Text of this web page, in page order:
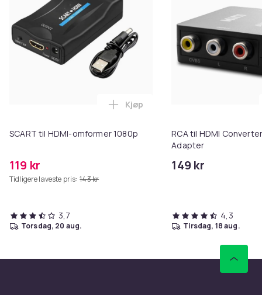
SCART til HDMI-omformer 1080p
119 kr
Tidligere laveste pris: 143 kr
Legg SCART til HDMI-omformer
Kjøp
3,7
torsdag, 20 aug.
RCA til HDMI
Adapter
149 kr
4,3
tirsdag, 18 aug.